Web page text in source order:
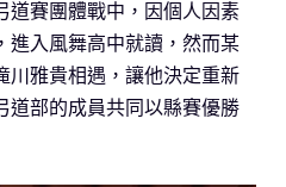
道賽團體戰中，因個人因素
進入風舞高中就讀，然而某
川雅貴相遇，讓他決定重新
道部的成員共同以縣賽優勝